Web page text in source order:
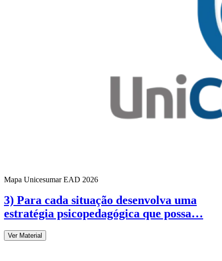
Mapa Unicesumar EAD 2026
3) Para cada situação desenvolva uma
estratégia psicopedagógica que possa…
Ver Material